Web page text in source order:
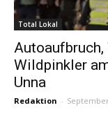
Total Lokal
Wildpinkler
Unna
Redaktion -